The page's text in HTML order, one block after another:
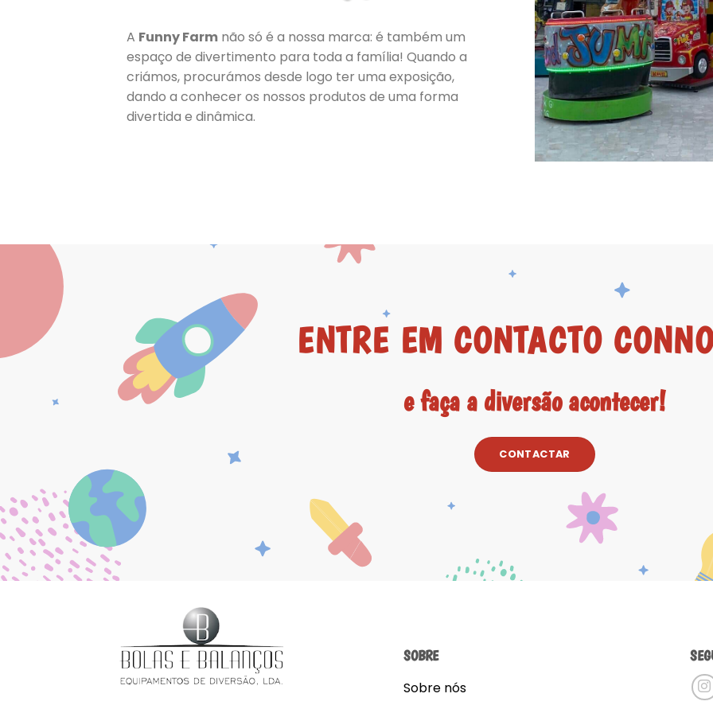
A Funny Farmnão só é a nossa marca: é também um
espaço de divertimento para toda a família! Quando a
criámos, procurámos desde logo ter uma exposição,
dando a conhecer os nossos produtos de uma forma
divertida e dinâmica.
ENTRE EM CONTACTO
e faça a diversão acontecer!
CONTACTAR
SOBRE
Sobre nós